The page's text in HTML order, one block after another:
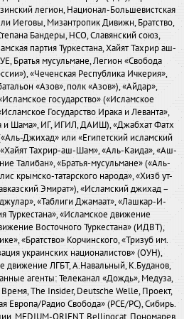
легион, Национал-Большевистская
Иеговы, Мизантропик Дивижн, Братство,
Бандеры, НСО, Славянский союз,
партия Туркестана, Хайят Тахрир аш-
Братья мусульмане, Легион «Свобода
«Чеченская Республика Ичкерия»,
«Азов», полк «Азов»), «Айдар»,
государство» («Исламское
Государство Ирака и Леванта»,
и Шама», ИГ, ИГИЛ, ДАИШ), «Джабхат Фатх
Джихад» или «Египетский исламский
Тахрир-аш-Шам», «Аль-Каида», «Аш-
Талибан», «Братья-мусульмане» («Аль-
крымско-татарского народа», «Хизб ут-
Эмират»), «Исламский джихад –
«Таблиги Джамаат», «Лашкар-И-
Туркестана», «Исламское движение
Восточного Туркестана» (ИДВТ),
«Братство» Корчинского, «Тризуб им.
украинских националистов» (ОУН),
движение ЛГБТ, А.Навальный, К.Буданов,
агенты: Телеканал «Дождь», Медуза,
The Insider, Deutsche Welle, Проект,
Европа/Радио Свобода» (PCE/PC), Сибирь.